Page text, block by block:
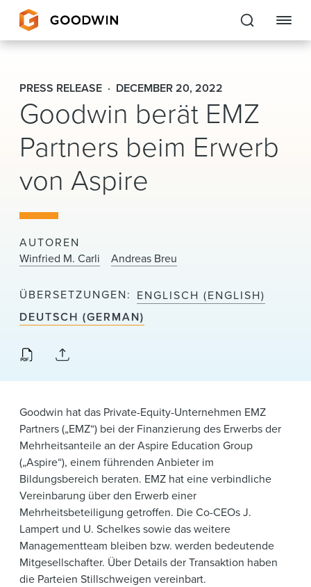
Goodwin
EXPERTISE
PEOPLE
INSIGHTS & RESOURCES
About Us
News & Events
Alumni
PRESS RELEASE DECEMBER 20, 2022
Goodwin berät EMZ
Partners beim Erwerb
von Aspire
AUTOREN
Winfried M. Carli
Andreas Breu
ÜBERSETZUNGEN
ENGLISCH (ENGLISH)
DEUTSCH (GERMAN)
Goodwin hat das Private-Equity-Unternehmen EMZ
Partners („EMZ“) bei der Finanzierung des Erwerbs der
Mehrheitsanteile an der Aspire Education Group
(„Aspire“), einem führenden Anbieter im
Bildungsbereich beraten. EMZ hat eine verbindliche
Vereinbarung über den Erwerb einer
Mehrheitsbeteiligung getroffen. Die Co-CEOs J.
Lampert und U. Schelkes sowie das weitere
Managementteam bleiben bzw. werden bedeutende
Mitgesellschafter. Über Details der Transaktion haben
die Parteien Stillschweigen vereinbart.